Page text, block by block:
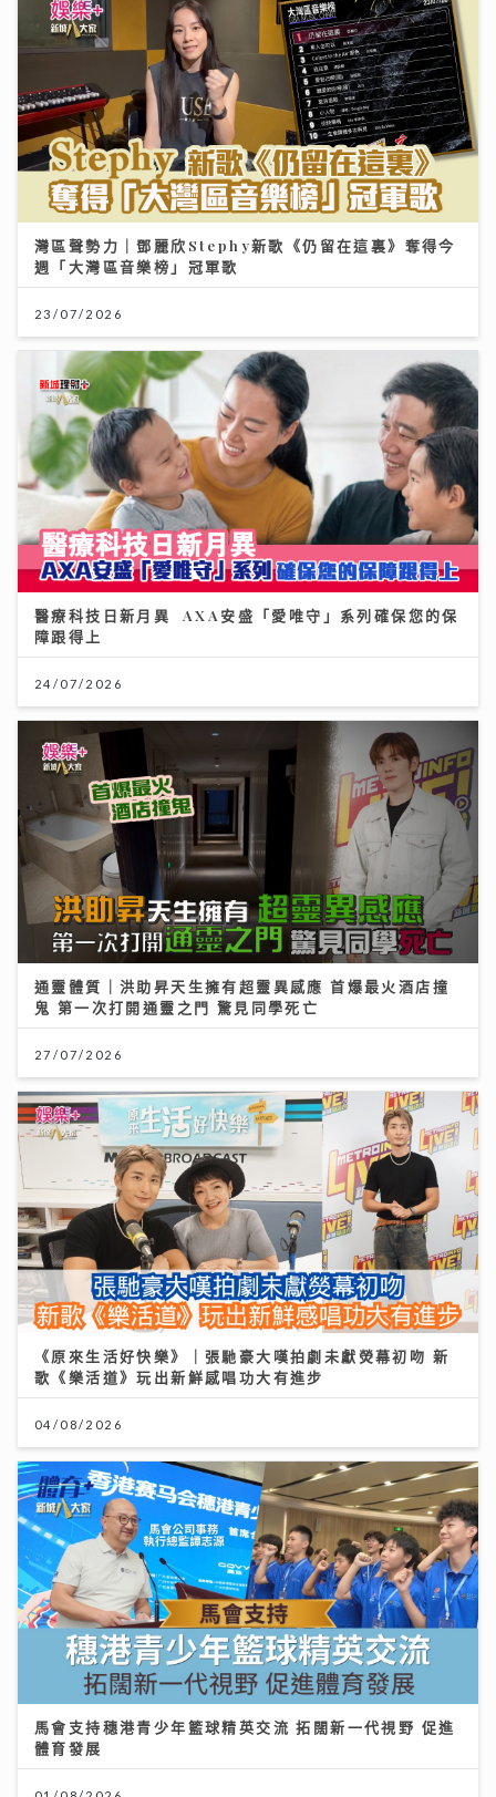
灣區聲勢力｜鄧麗欣Stephy新歌《仍留在這裏》奪得今
週「大灣區音樂榜」冠軍歌
23/07/2026
醫療科技日新月異 AXA安盛「愛唯守」系列確保您的保
障跟得上
24/07/2026
通靈體質｜洪助昇天生擁有超靈異感應 首爆最火酒店撞
鬼 第一次打開通靈之門 驚見同學死亡
27/07/2026
《原來生活好快樂》｜張馳豪大嘆拍劇未獻熒幕初吻 新
歌《樂活道》玩出新鮮感唱功大有進步
04/08/2026
馬會支持穗港青少年籃球精英交流 拓闊新一代視野 促進
體育發展